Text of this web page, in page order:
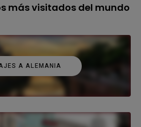
más visitados del mundo
A ALEMANIA